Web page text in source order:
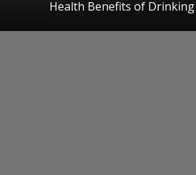
Health Benefits of